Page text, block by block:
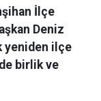
İlçe
Deniz
yeniden ilçe
birlik ve